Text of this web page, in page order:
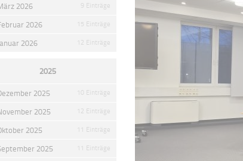
2026 9 Einträge
2026 15 Einträge
2026 12 Einträge
2025
2025 10 Einträge
2025 12 Einträge
2025 11 Einträge
2025 11 Einträge